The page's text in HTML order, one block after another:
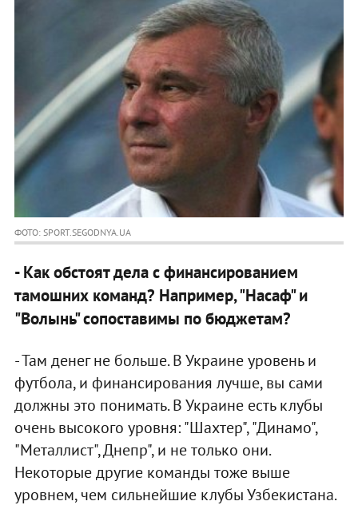
ФОТО: SPORT.SEGODNYA.UA
- Как обстоят дела с финансированием
тамошних команд? Например, "Насаф" и
"Волынь" сопоставимы по бюджетам?
- Там денег не больше. В Украине уровень и
футбола, и финансирования лучше, вы сами
должны это понимать. В Украине есть клубы
очень высокого уровня: "Шахтер", "Динамо",
"Металлист", Днепр", и не только они.
Некоторые другие команды тоже выше
уровнем, чем сильнейшие клубы Узбекистана.